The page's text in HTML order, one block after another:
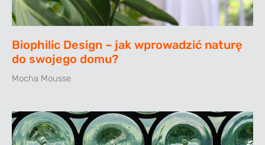
Biophilic Design – jak wprowadzić naturę
do swojego domu?
Mocha Mousse